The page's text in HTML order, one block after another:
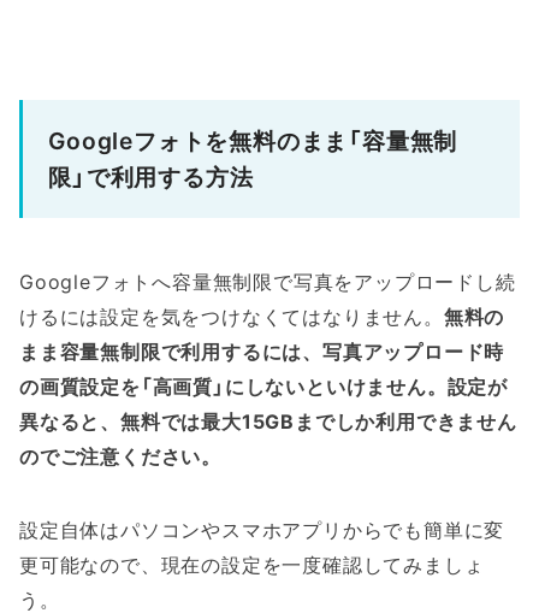
Googleフォトを無料のまま「容量無制
限」で利用する方法
Googleフォトへ容量無制限で写真をアップロードし続
けるには設定を気をつけなくてはなりません。 無料の
まま容量無制限で利用するには、写真アップロード時
の画質設定を「高画質」にしないといけません。設定が
異なると、無料では最大15GBまでしか利用できません
のでご注意ください。
設定自体はパソコンやスマホアプリからでも簡単に変
更可能なので、現在の設定を一度確認してみましょ
う。